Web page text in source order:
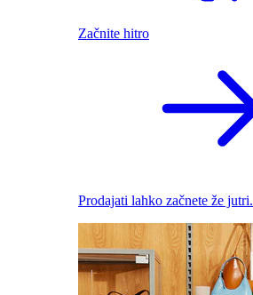
Začnite hitro
Prodajati lahko začnete že jutri.